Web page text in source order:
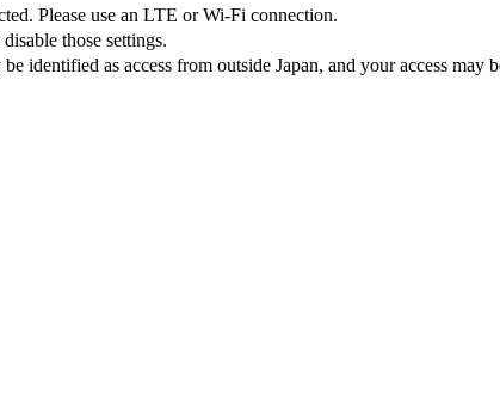
Please use an LTE or Wi-Fi connection.
those settings.
identified as access from outside Japan, and your access may